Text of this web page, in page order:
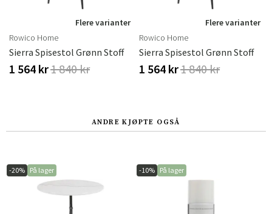
Flere varianter
Rowico Home
Sierra Spisestol Grønn Stoff
1 564 kr1 840 kr
Flere varianter
Rowico Home
Sierra Spisestol Grønn Stoff
1 564 kr1 840 kr
ANDRE KJØPTE OGSÅ
-20% På lager -10% På lager